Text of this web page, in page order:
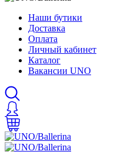
Наши бутики
Доставка
Оплата
Личный кабинет
Каталог
Вакансии UNO